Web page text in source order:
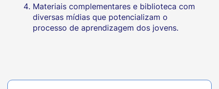
Materiais complementares e biblioteca com
diversas mídias que potencializam o
processo de aprendizagem dos jovens.